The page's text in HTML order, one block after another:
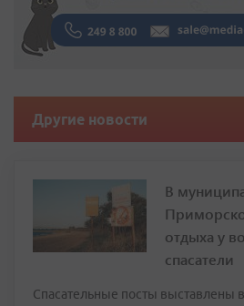
Другие новости
В
отдыха у
спасатели
Спасательные посты выставлены